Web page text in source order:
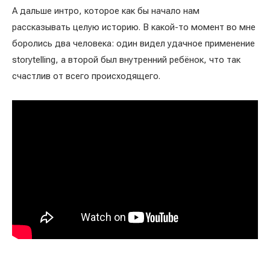
А дальше интро, которое как бы начало нам
рассказывать целую историю. В какой-то момент во мне
боролись два человека: один видел удачное применение
storytelling, а второй был внутренний ребёнок, что так
счастлив от всего происходящего.